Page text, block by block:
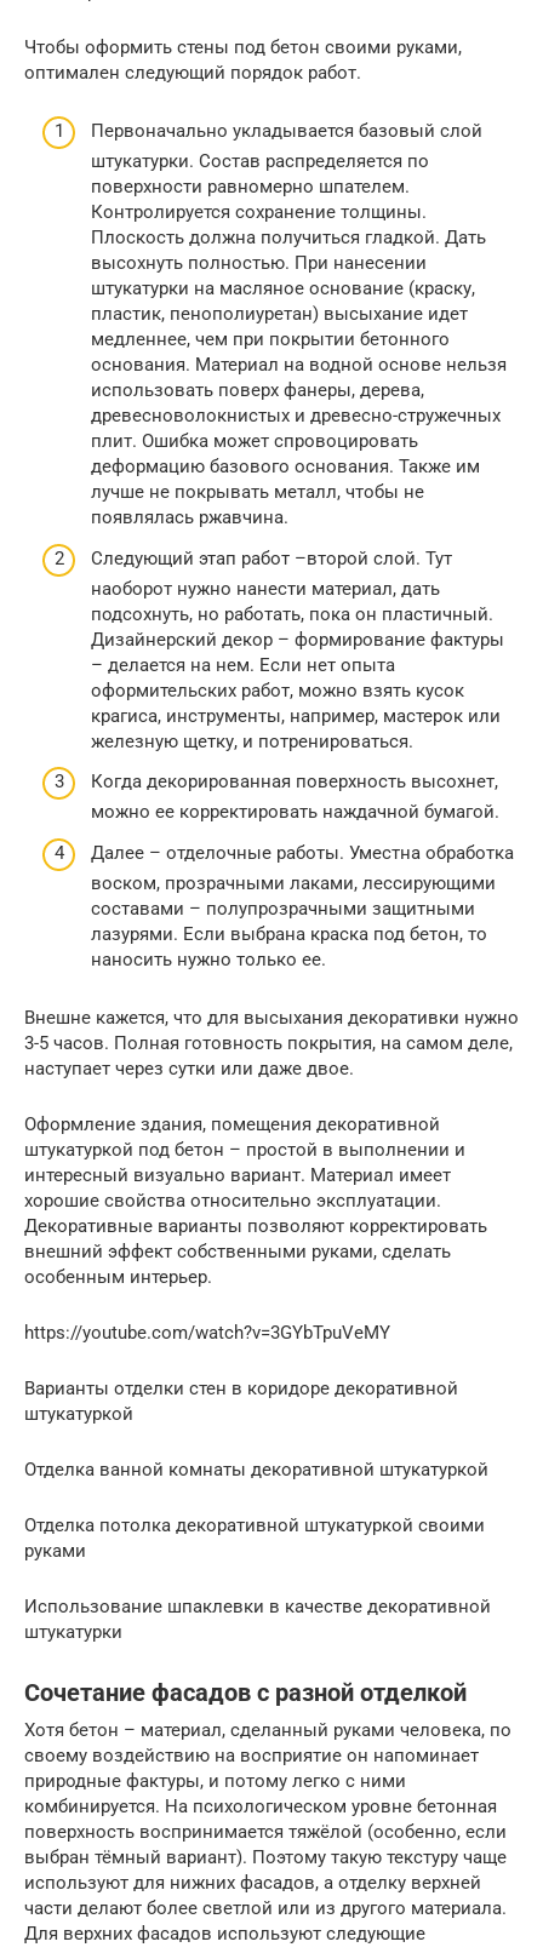
Чтобы оформить стены под бетон своими руками,
оптимален следующий порядок работ.
Первоначально укладывается базовый слой
штукатурки. Состав распределяется по
поверхности равномерно шпателем.
Контролируется сохранение толщины.
Плоскость должна получиться гладкой. Дать
высохнуть полностью. При нанесении
штукатурки на масляное основание (краску,
пластик, пенополиуретан) высыхание идет
медленнее, чем при покрытии бетонного
основания. Материал на водной основе нельзя
использовать поверх фанеры, дерева,
древесноволокнистых и древесно-стружечных
плит. Ошибка может спровоцировать
деформацию базового основания. Также им
лучше не покрывать металл, чтобы не
появлялась ржавчина.
Следующий этап работ –второй слой. Тут
наоборот нужно нанести материал, дать
подсохнуть, но работать, пока он пластичный.
Дизайнерский декор – формирование фактуры
– делается на нем. Если нет опыта
оформительских работ, можно взять кусок
крагиса, инструменты, например, мастерок или
железную щетку, и потренироваться.
Когда декорированная поверхность высохнет,
можно ее корректировать наждачной бумагой.
Далее – отделочные работы. Уместна обработка
воском, прозрачными лаками, лессирующими
составами – полупрозрачными защитными
лазурями. Если выбрана краска под бетон, то
наносить нужно только ее.
Внешне кажется, что для высыхания декоративки нужно
3-5 часов. Полная готовность покрытия, на самом деле,
наступает через сутки или даже двое.
Оформление здания, помещения декоративной
штукатуркой под бетон – простой в выполнении и
интересный визуально вариант. Материал имеет
хорошие свойства относительно эксплуатации.
Декоративные варианты позволяют корректировать
внешний эффект собственными руками, сделать
особенным интерьер.
https://youtube.com/watch?v=3GYbTpuVeMY
Варианты отделки стен в коридоре декоративной
штукатуркой
Отделка ванной комнаты декоративной штукатуркой
Отделка потолка декоративной штукатуркой своими
руками
Использование шпаклевки в качестве декоративной
штукатурки
Сочетание фасадов с разной отделкой
Хотя бетон – материал, сделанный руками человека, по
своему воздействию на восприятие он напоминает
природные фактуры, и потому легко с ними
комбинируется. На психологическом уровне бетонная
поверхность воспринимается тяжёлой (особенно, если
выбран тёмный вариант). Поэтому такую текстуру чаще
используют для нижних фасадов, а отделку верхней
части делают более светлой или из другого материала.
Для верхних фасадов используют следующие